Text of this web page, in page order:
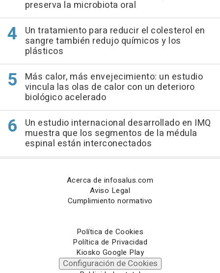
preserva la microbiota oral
Un tratamiento para reducir el colesterol en
sangre también redujo químicos y los
plásticos
Más calor, más envejecimiento: un estudio
vincula las olas de calor con un deterioro
biológico acelerado
Un estudio internacional desarrollado en IMQ
muestra que los segmentos de la médula
espinal están interconectados
Acerca de infosalus.com
Aviso Legal
Cumplimiento normativo
Política de Cookies
Política de Privacidad
Kiosko Google Play
Configuración de Cookies